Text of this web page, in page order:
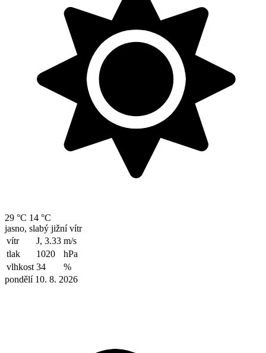
29 °C 14 °C
jasno, slabý jižní vítr
vítr
J, 3.33 m/s
tlak
1020
hPa
vlhkost 34
%
pondělí 10. 8. 2026